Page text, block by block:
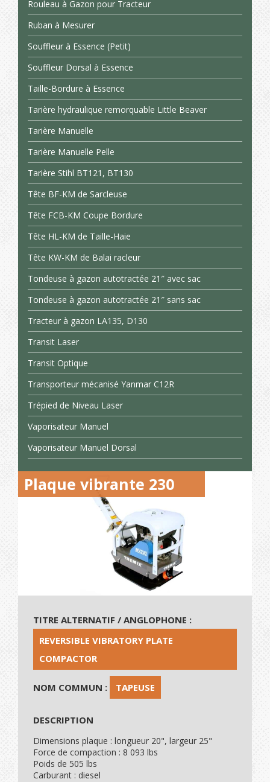
Rouleau à Gazon pour Tracteur
Ruban à Mesurer
Souffleur à Essence (Petit)
Souffleur Dorsal à Essence
Taille-Bordure à Essence
Tarière hydraulique remorquable Little Beaver
Tarière Manuelle
Tarière Manuelle Pelle
Tarière Stihl BT121, BT130
Tête BF-KM de Sarcleuse
Tête FCB-KM Coupe Bordure
Tête HL-KM de Taille-Haie
Tête KW-KM de Balai racleur
Tondeuse à gazon autotractée 21″ avec sac
Tondeuse à gazon autotractée 21″ sans sac
Tracteur à gazon LA135, D130
Transit Laser
Transit Optique
Transporteur mécanisé Yanmar C12R
Trépied de Niveau Laser
Vaporisateur Manuel
Vaporisateur Manuel Dorsal
Plaque vibrante 230
TITRE ALTERNATIF / ANGLOPHONE :
REVERSIBLE VIBRATORY PLATE
COMPACTOR
NOM COMMUN : TAPEUSE
DESCRIPTION
Dimensions plaque : longueur 20", largeur 25"
Force de compaction : 8 093 lbs
Poids de 505 lbs
Carburant : diesel